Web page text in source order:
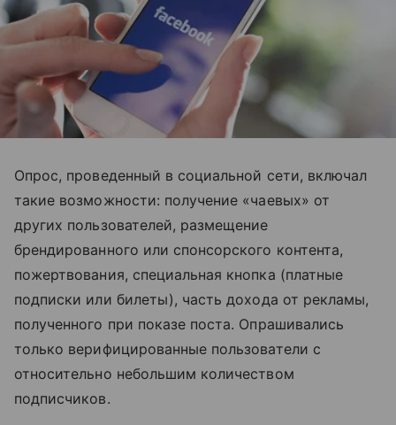
Опрос, проведенный в социальной сети, включал
такие возможности: получение «чаевых» от
других пользователей, размещение
брендированного или спонсорского контента,
пожертвования, специальная кнопка (платные
подписки или билеты), часть дохода от рекламы,
полученного при показе поста. Опрашивались
только верифицированные пользователи с
относительно небольшим количеством
подписчиков.